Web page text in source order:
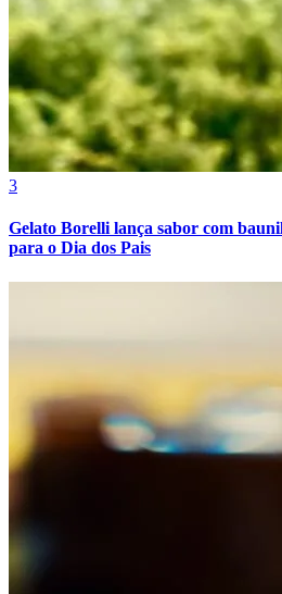
3
Gelato Borelli lança sabor com
para o Dia dos Pais